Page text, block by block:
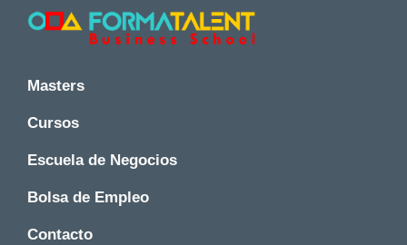
Saltar
Saltar
Saltar
principal
y
Master
en
Madrid
Formatalent
y
en
-
Formatalent
Masters
Cursos
Escuela de Negocios
Bolsa de Empleo
Contacto